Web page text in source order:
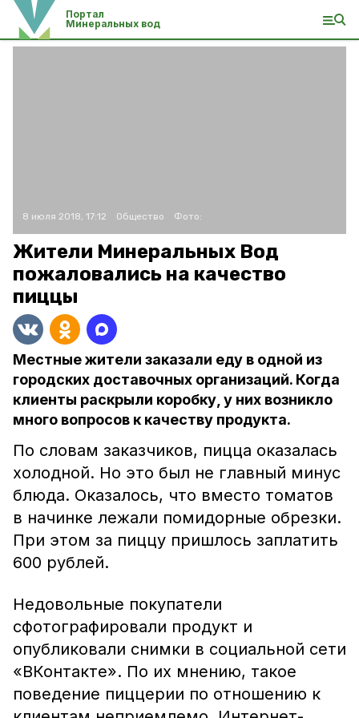
Портал
Минеральных вод
8 июля 2018, 17:12 Общество Фото:
Жители Минеральных Вод
пожаловались на качество
пиццы
Местные жители заказали еду в одной из
городских доставочных организаций. Когда
клиенты раскрыли коробку, у них возникло
много вопросов к качеству продукта.
По словам заказчиков, пицца оказалась
холодной. Но это был не главный минус
блюда. Оказалось, что вместо томатов
в начинке лежали помидорные обрезки.
При этом за пиццу пришлось заплатить
600 рублей.
Недовольные покупатели
сфотографировали продукт и
опубликовали снимки в социальной сети
«ВКонтакте». По их мнению, такое
поведение пиццерии по отношению к